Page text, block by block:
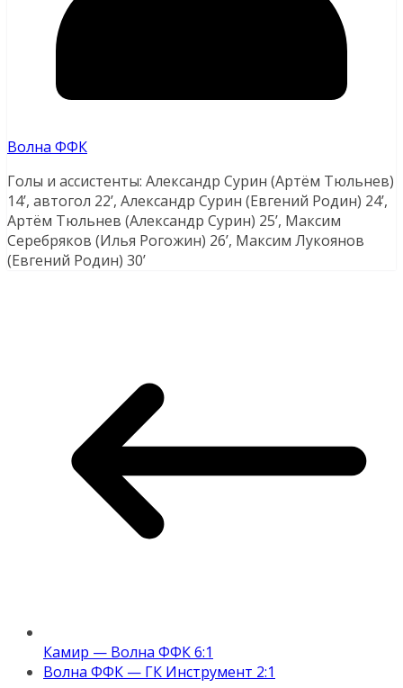
Волна ФФК
Голы и ассистенты: Александр Сурин (Артём Тюльнев)
14’, автогол 22’, Александр Сурин (Евгений Родин) 24’,
Артём Тюльнев (Александр Сурин) 25’, Максим
Серебряков (Илья Рогожин) 26’, Максим Лукоянов
(Евгений Родин) 30’
Камир — Волна ФФК 6:1
Волна ФФК — ГК Инструмент 2:1